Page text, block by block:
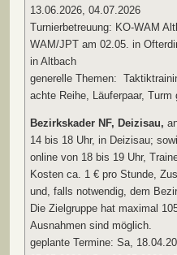
13.06.2026, 04.07.2026
Turnierbetreuung: KO-WAM
WAM/JPT am 02.05. in
in Altbach
generelle Themen:
achte Reihe, Läuferpaar,
Bezirkskader NF, Deizisau,
14 bis 18 Uhr, in Deizisau;
online von 18 bis 19 Uhr,
Kosten ca. 1 € pro Stunde,
und, falls notwendig, dem
Die Zielgruppe hat maximal
Ausnahmen sind möglich.
geplante Termine: Sa,